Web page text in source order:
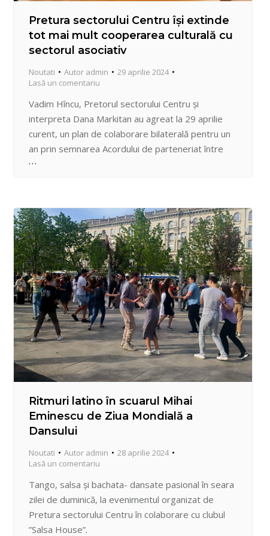
Pretura sectorului Centru își extinde
tot mai mult cooperarea culturală cu
sectorul asociativ
Noutati Autor admin
29 aprilie 2024
Lasă un comentariu
Vadim Hîncu, Pretorul sectorului Centru și
interpreta Dana Markitan au agreat la 29 aprilie
curent, un plan de colaborare bilaterală pentru un
an prin semnarea Acordului de parteneriat între
Pretura sectorului Centru și studioul muzical
potențialului artistic al copiilor din Chișinău…
Ritmuri latino în scuarul Mihai
Eminescu de Ziua Mondială a
Dansului
Noutati Autor admin
28 aprilie 2024
Lasă un comentariu
Tango, salsa și bachata- dansate pasional în seara
zilei de duminică, la evenimentul organizat de
Pretura sectorului Centru în colaborare cu clubul
”Salsa House”.